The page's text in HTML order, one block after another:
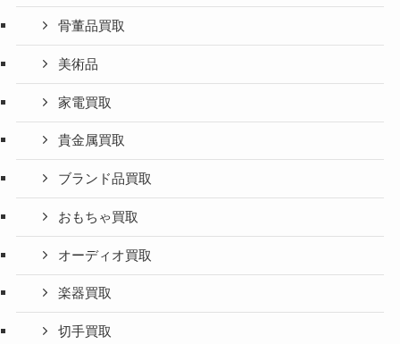
骨董品買取
美術品
家電買取
貴金属買取
ブランド品買取
おもちゃ買取
オーディオ買取
楽器買取
切手買取